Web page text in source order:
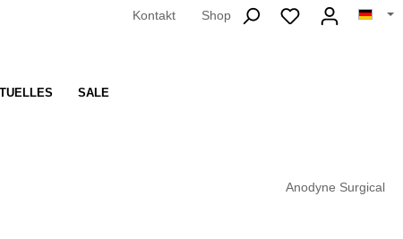
Kontakt Shop
SALE
Anodyne Surgical